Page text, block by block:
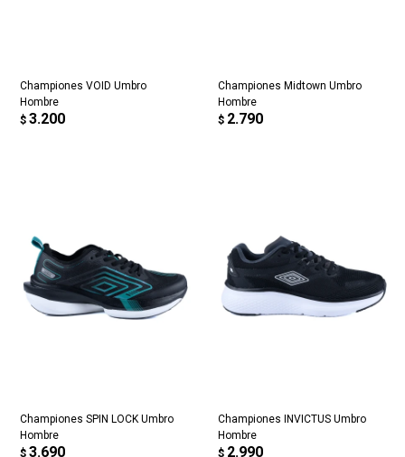
Championes VOID Umbro
Hombre
$ 3.200
Championes Midtown Umbro
Hombre
$ 2.790
Championes SPIN LOCK Umbro
Hombre
$ 3.690
Championes INVICTUS Umbro
Hombre
$ 2.990